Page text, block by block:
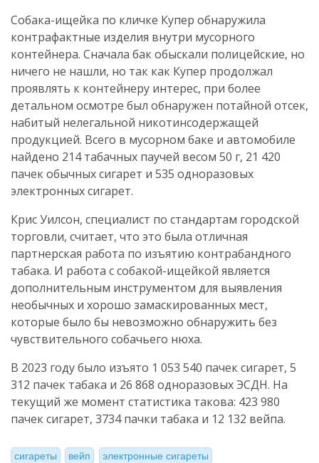
Собака-ищейка по кличке Купер обнаружила
контрафактные изделия внутри мусорного
контейнера. Сначала бак обыскали полицейские, но
ничего не нашли, но так как Купер продолжал
проявлять к контейнеру интерес, при более
детальном осмотре был обнаружен потайной отсек,
набитый нелегальной никотинсодержащей
продукцией. Всего в мусорном баке и автомобиле
найдено 214 табачных паучей весом 50 г, 21 420
пачек обычных сигарет и 535 одноразовых
электронных сигарет.
Крис Уилсон, специалист по стандартам городской
торговли, считает, что это была отличная
партнерская работа по изъятию контрабандного
табака. И работа с собакой-ищейкой является
дополнительным инструментом для выявления
необычных и хорошо замаскированных мест,
которые было бы невозможно обнаружить без
чувствительного собачьего нюха.
В 2023 году было изъято 1 053 540 пачек сигарет, 5
312 пачек табака и 26 868 одноразовых ЭСДН. На
текущий же момент статистика такова: 423 980
пачек сигарет, 3734 пачки табака и 12 132 вейпа.
сигареты вейп электронные сигареты